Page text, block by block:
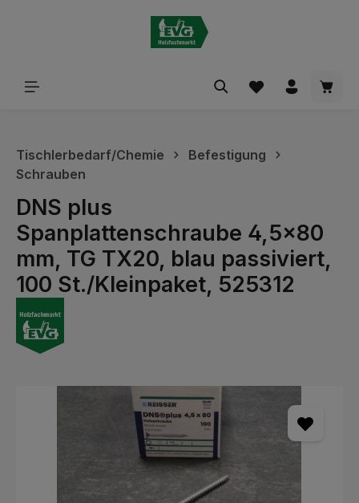
Tischlerbedarf/Chemie
Befestigung
Schrauben
DNS plus
Spanplattenschraube 4,5x80
mm, TG TX20, blau passiviert,
100 St./Kleinpaket, 525312
Bildergalerie überspringen